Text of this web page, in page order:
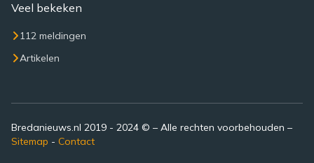
Veel bekeken
112 meldingen
Artikelen
Bredanieuws.nl 2019 - 2024 © – Alle rechten voorbehouden –
Sitemap - Contact